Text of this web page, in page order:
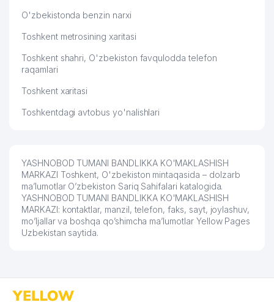
O'zbekistonda benzin narxi
Toshkent metrosining xaritasi
Toshkent shahri, O'zbekiston favqulodda telefon
raqamlari
Toshkent xaritasi
Toshkentdagi avtobus yo'nalishlari
YASHNOBOD TUMANI BANDLIKKA KO'MAKLASHISH
MARKAZI Toshkent, O'zbekiston mintaqasida – dolzarb
ma’lumotlar O’zbekiston Sariq Sahifalari katalogida.
YASHNOBOD TUMANI BANDLIKKA KO'MAKLASHISH
MARKAZI: kontaktlar, manzil, telefon, faks, sayt, joylashuv,
mo’ljallar va boshqa qo’shimcha ma’lumotlar Yellow Pages
Uzbekistan saytida.